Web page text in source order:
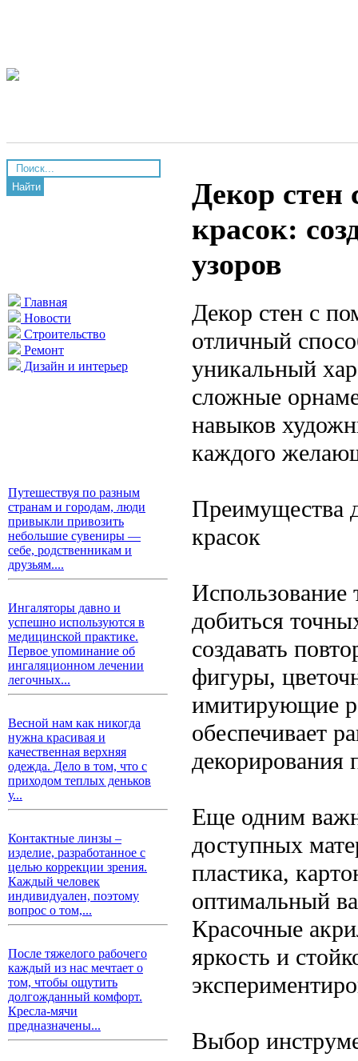
Найти
Главная
Новости
Строительство
Ремонт
Дизайн и интерьер
Путешествуя по разным
странам и городам, люди
привыкли привозить
небольшие сувениры —
себе, родственникам и
друзьям....
Ингаляторы давно и
успешно используются в
медицинской практике.
Первое упоминание об
ингаляционном лечении
легочных...
Весной нам как никогда
нужна красивая и
качественная верхняя
одежда. Дело в том, что с
приходом теплых деньков
у...
Контактные линзы –
изделие, разработанное с
целью коррекции зрения.
Каждый человек
индивидуален, поэтому
вопрос о том,...
После тяжелого рабочего
каждый из нас мечтает о
том, чтобы ощутить
долгожданный комфорт.
Кресла-мячи
предназначены...
Декор
красок:
узоров
Декор стен с
отличный
уникальный
сложные
навыков
каждого
Преимущества
красок
добиться
создавать
фигуры,
имитирующие
обеспечивает
декорирования
Еще одним
доступных
пластика,
оптимальный
Красочные
яркость и
Выбор